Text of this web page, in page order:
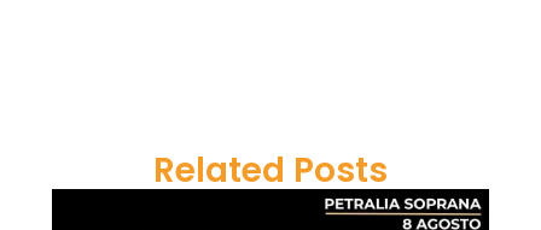
Related Posts